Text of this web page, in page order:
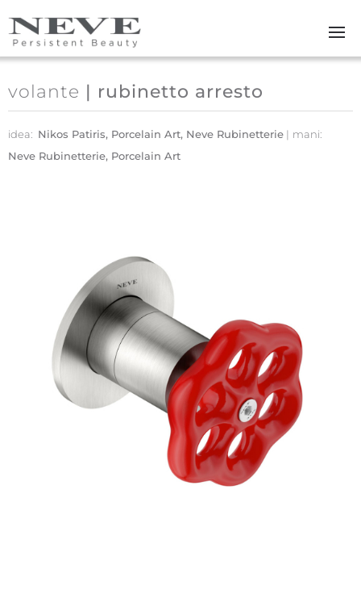
Skip to main content
volante | rubinetto arresto
idea: Nikos Patiris, Porcelain Art, Neve Rubinetterie
mani:
Neve Rubinetterie, Porcelain Art